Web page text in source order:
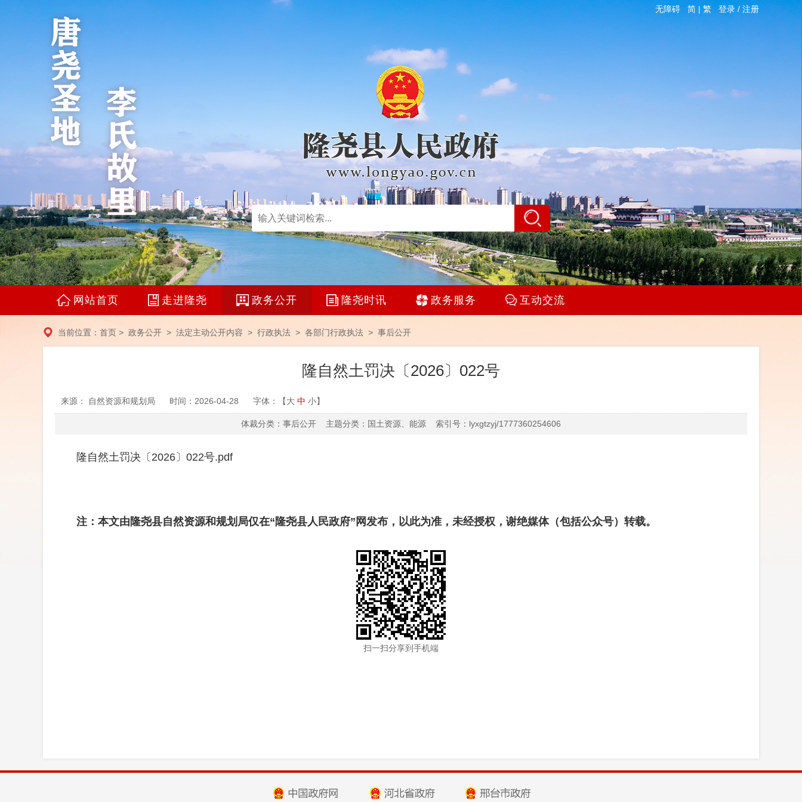
无障碍 简 |繁 登录/ 注册
网站首页 走进隆尧 政务公开 隆尧时讯 政务服务 互动交流
当前位置： 首页 > 政务公开 > 法定主动公开内容 > 行政执法 > 各部门行政执法 > 事后公开
隆自然土罚决〔2026〕022号
来源： 自然资源和规划局 时间：2026-04-28 字体：【大 中 小】
体裁分类：事后公开 主题分类：国土资源、能源 索引号：lyxgtzyj/1777360254606
隆自然土罚决〔2026〕022号.pdf
注：本文由隆尧县自然资源和规划局仅在“隆尧县人民政府”网发布，以此为准，未经授权，谢绝媒体（包括公众号）转载。
扫一扫分享到手机端